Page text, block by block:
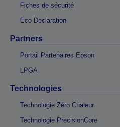
Fiches de sécurité
Eco Declaration
Partners
Portail Partenaires Epson
LPGA
Technologies
Technologie Zéro Chaleur
Technologie PrecisionCore